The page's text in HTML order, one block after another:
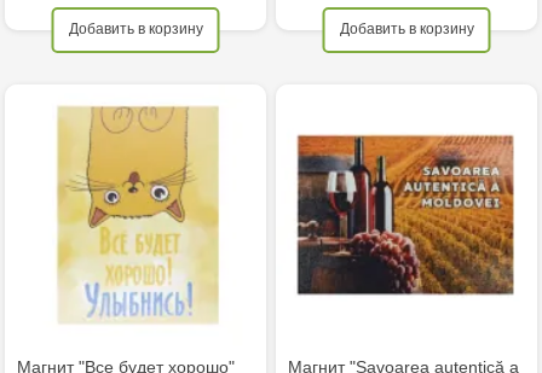
Добавить в корзину Добавить в корзину
Магнит "Все будет хорошо"
Магнит "Savoarea autentică a